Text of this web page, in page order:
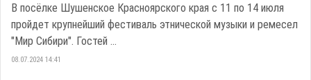
В посёлке Шушенское Красноярского края с 11 по 14 июля
пройдет крупнейший фестиваль этнической музыки и ремесел
"Мир Сибири". Гостей ...
08.07.2024 14:41